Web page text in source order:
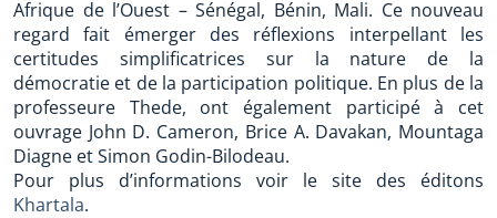
Afrique de l’Ouest – Sénégal, Bénin, Mali. Ce nouveau
regard fait émerger des réflexions interpellant les
certitudes simplificatrices sur la nature de la
démocratie et de la participation politique. En plus de la
professeure Thede, ont également participé à cet
ouvrage John D. Cameron, Brice A. Davakan, Mountaga
Diagne et Simon Godin-Bilodeau.
Pour plus d’informations voir le site des éditons
Khartala.